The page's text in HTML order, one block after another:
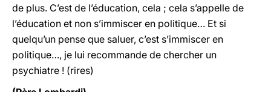
de plus. C’est de l’éducation, cela ; cela s’appelle de
l’éducation et non s’immiscer en politique… Et si
quelqu’un pense que saluer, c’est s’immiscer en
politique…, je lui recommande de chercher un
psychiatre ! (rires)